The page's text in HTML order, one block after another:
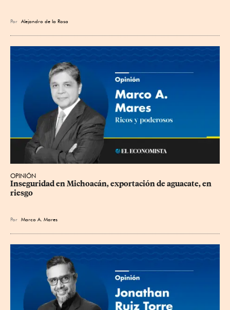
Por Alejandro de la Rosa
OPINIÓN
Inseguridad en Michoacán, exportación de aguacate, en
riesgo
Por Marco A. Mares